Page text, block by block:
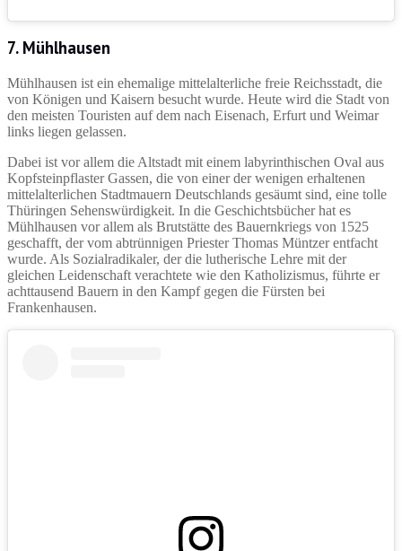
7. Mühlhausen
Mühlhausen ist ein ehemalige mittelalterliche freie Reichsstadt, die
von Königen und Kaisern besucht wurde. Heute wird die Stadt von
den meisten Touristen auf dem nach Eisenach, Erfurt und Weimar
links liegen gelassen.
Dabei ist vor allem die Altstadt mit einem labyrinthischen Oval aus
Kopfsteinpflaster Gassen, die von einer der wenigen erhaltenen
mittelalterlichen Stadtmauern Deutschlands gesäumt sind, eine tolle
Thüringen Sehenswürdigkeit. In die Geschichtsbücher hat es
Mühlhausen vor allem als Brutstätte des Bauernkriegs von 1525
geschafft, der vom abtrünnigen Priester Thomas Müntzer entfacht
wurde. Als Sozialradikaler, der die lutherische Lehre mit der
gleichen Leidenschaft verachtete wie den Katholizismus, führte er
achttausend Bauern in den Kampf gegen die Fürsten bei
Frankenhausen.